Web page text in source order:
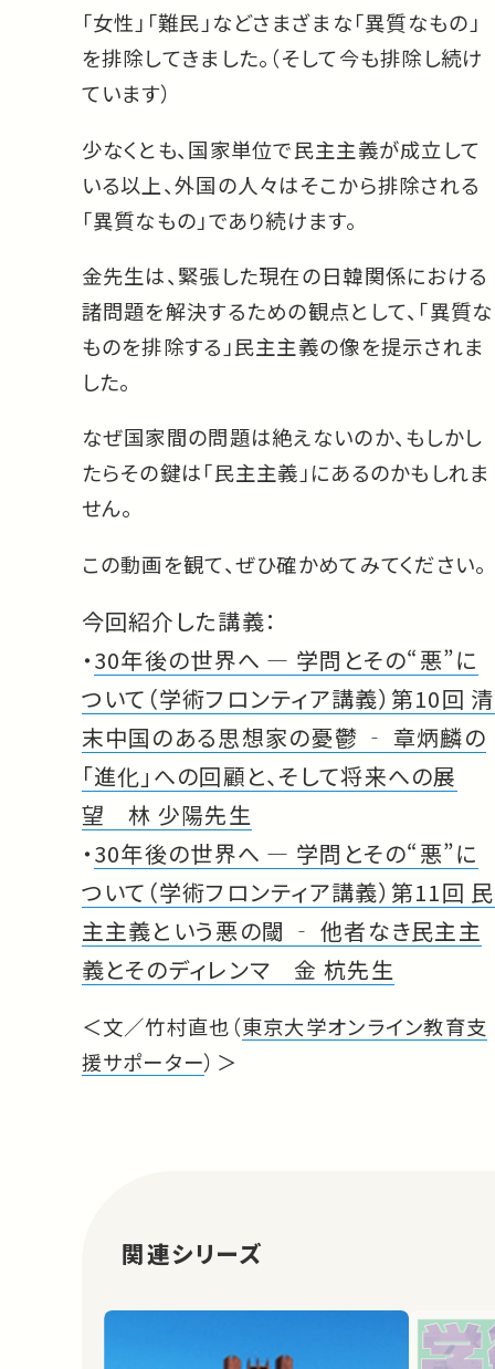
「女性」「難民」などさまざまな「異質なもの」
を排除してきました。（そして今も排除し続け
ています）
少なくとも、国家単位で民主主義が成立して
いる以上、外国の人々はそこから排除される
「異質なもの」であり続けます。
金先生は、緊張した現在の日韓関係における
諸問題を解決するための観点として、「異質な
ものを排除する」民主主義の像を提示されま
した。
なぜ国家間の問題は絶えないのか、もしかし
たらその鍵は「民主主義」にあるのかもしれま
せん。
この動画を観て、ぜひ確かめてみてください。
今回紹介した講義：
・30年後の世界へ ― 学問とその“悪”に
ついて（学術フロンティア講義）第10回 清
末中国のある思想家の憂鬱 ‐ 章炳麟の
「進化」への回顧と、そして将来への展
望 林 少陽先生
・30年後の世界へ ― 学問とその“悪”に
ついて（学術フロンティア講義）第11回 民
主主義という悪の閾 ‐ 他者なき民主主
義とそのディレンマ 金 杭先生
＜文／竹村直也（東京大学オンライン教育支
援サポーター）＞
関連シリーズ